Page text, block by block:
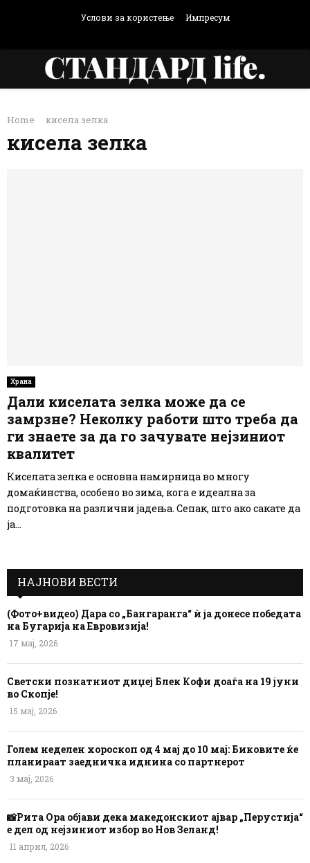
Услови за користење Импресум
PRIMARY
MENU
Home кисела зелка
кисела зелка
Храна
Дали киселата зелка може да се
замрзне? Неколку работи што треба да
ги знаете за да го зачувате нејзиниот
квалитет
Киселата зелка е основна намирница во многу
домаќинства, особено во зима, кога е идеална за
подготовка на различни јадења. Сепак, што ако сакате да
ја...
НАЈНОВИ ВЕСТИ
(Фото+видео) Дара со „Бангаранга“ ѝ ја донесе победата
на Бугарија на Евровизија!
17 мај, 2026
Светски познатниот диџеј Блек Кофи доаѓа на 19 јуни
во Скопје!
15 мај, 2026
Голем неделен хороскоп од 4 мај до 10 мај: Биковите ќе
планираат заедничка иднина со партнерот
3 мај, 2026
📸Рита Ора објави дека македонскиот ајвар „Перустија“
е дел од нејзиниот избор во Нов Зеланд!
11 април, 2026